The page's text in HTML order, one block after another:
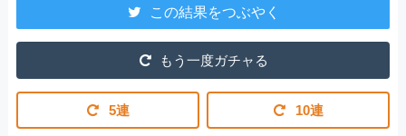
この結果をつぶやく
もう一度ガチャる
5連 10連